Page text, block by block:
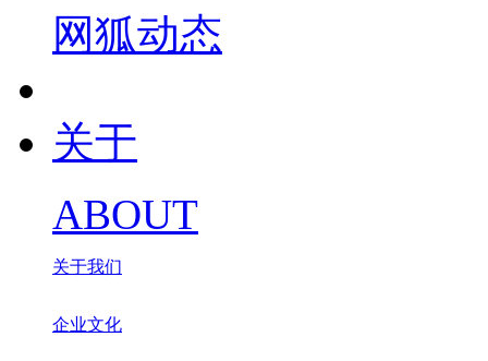
网狐动态
关于
ABOUT
关于我们
企业文化